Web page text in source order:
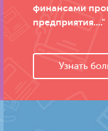
финансами
предприятия...."
Узнать